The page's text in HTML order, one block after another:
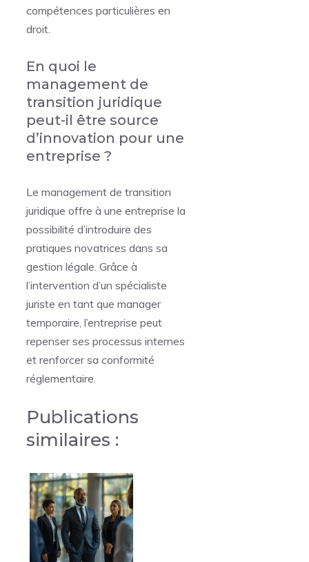
compétences particulières en
droit.
En quoi le
management de
transition juridique
peut-il être source
d’innovation pour une
entreprise ?
Le management de transition
juridique offre à une entreprise la
possibilité d’introduire des
pratiques novatrices dans sa
gestion légale. Grâce à
l’intervention d’un spécialiste
juriste en tant que manager
temporaire, l’entreprise peut
repenser ses processus internes
et renforcer sa conformité
réglementaire.
Publications
similaires :